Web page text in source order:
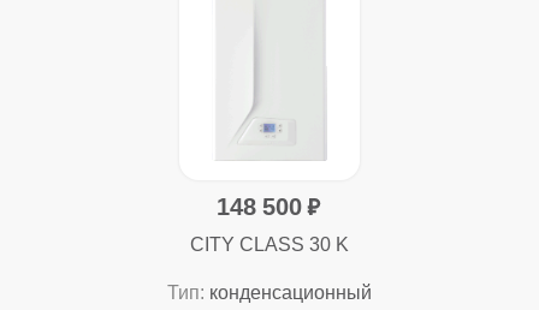
148 500
CITY CLASS 30 K
Тип: конденсационный